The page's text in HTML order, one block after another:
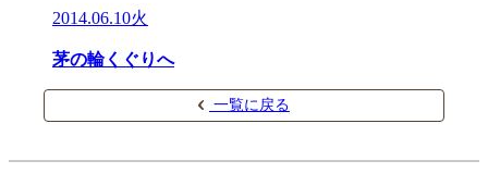
2014.06.10火
茅の輪くぐりへ
一覧に戻る